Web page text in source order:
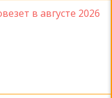
в августе 2026